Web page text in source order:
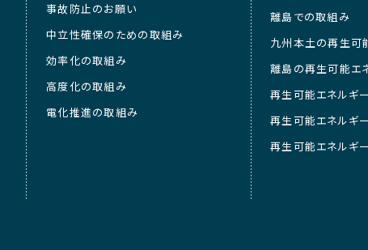
事故防止のお願い
中立性確保のための取組み
効率化の取組み
高度化の取組み
電化推進の取組み
離島での取組み
九州本土の再生可
離島の再生可能エ
再生可能エネルギ
再生可能エネルギ
再生可能エネルギ